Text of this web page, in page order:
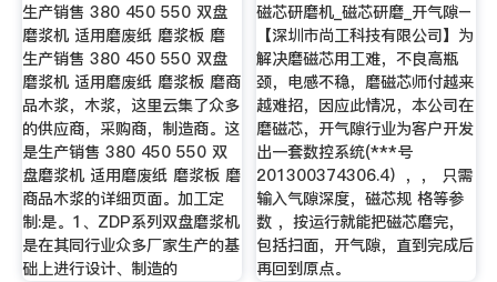
生产销售 380 450 550 双盘
磨浆机 适用磨废纸 磨浆板 磨
生产销售 380 450 550 双盘
磨浆机 适用磨废纸 磨浆板 磨商
品木浆，木浆，这里云集了众多
的供应商，采购商，制造商。这
是生产销售 380 450 550 双
盘磨浆机 适用磨废纸 磨浆板 磨
商品木浆的详细页面。加工定
制:是。1、ZDP系列双盘磨浆机
是在其同行业众多厂家生产的基
础上进行设计、制造的
磁芯研磨机_磁芯研磨_开气隙–
【深圳市尚工科技有限公司】为
解决磨磁芯用工难，不良高瓶
颈，电感不稳，磨磁芯师付越来
越难招，因应此情况，本公司在
磨磁芯，开气隙行业为客户开发
出一套数控系统(***号
201300374306.4），， 只需
输入气隙深度，磁芯规 格等参
数 ，按运行就能把磁芯磨完，
包括扫面，开气隙，直到完成后
再回到原点。